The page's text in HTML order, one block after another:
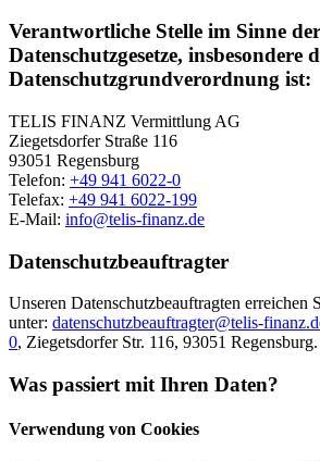
Verantwortliche Stelle im Sinne der
Datenschutzgesetze, insbesondere
Datenschutzgrundverordnung ist:
TELIS FINANZ Vermittlung AG
Ziegetsdorfer Straße 116
93051 Regensburg
Telefon: +49 941 6022-0
Telefax: +49 941 6022-199
E-Mail: info@telis-finanz.de
Datenschutzbeauftragter
Unseren Datenschutzbeauftragten erreichen
unter: datenschutzbeauftragter@telis-
0, Ziegetsdorfer Str. 116, 93051 Regensburg.
Was passiert mit Ihren Daten?
Verwendung von Cookies